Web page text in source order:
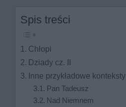
Spis treści
Chłopi
Dziady cz. II
Inne przykładowe konteksty
Pan Tadeusz
Nad Niemnem